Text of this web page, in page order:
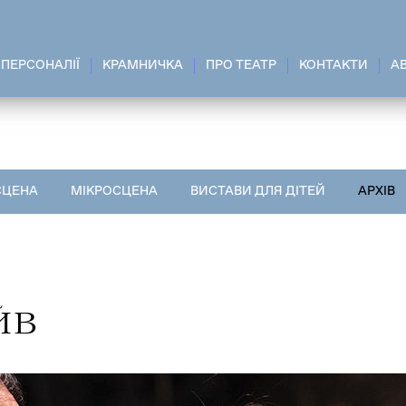
ПЕРСОНАЛІЇ КРАМНИЧКА ПРО ТЕАТР КОНТАКТИ
МІКРОСЦЕНА ВИСТАВИ ДЛЯ ДІТЕЙ АРХІВ